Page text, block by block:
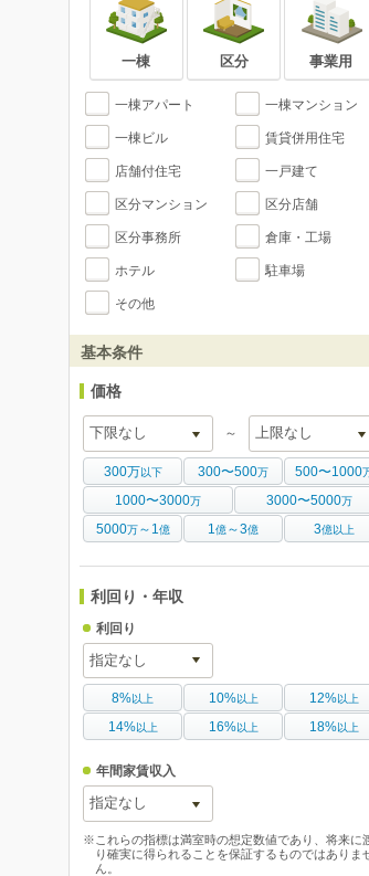
一棟 区分 事業用
一棟アパート 一棟マンション
一棟ビル 賃貸併用住宅
店舗付住宅 一戸建て
区分マンション 区分店舗
区分事務所 倉庫・工場
ホテル 駐車場
その他
基本条件
価格
～
300万 以下 300〜500万 500〜1000
1000〜3000万 3000〜5000万
5000万～1 億 1億～3億 3億以上
利回り・年収
利回り
8%以上 10%以上 12%以上
14%以上 16%以上 18%以上
年間家賃収入
※これらの指標は満室時の想定数値であり、将来に
り確実に得られることを保証するものではありま
ん。